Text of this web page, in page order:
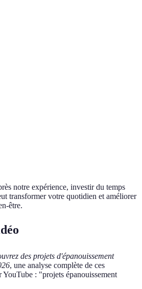
notre expérience, investir du temps
transformer votre quotidien et améliorer
être.
des projets d'épanouissement
, une analyse complète de ces
: "projets épanouissement